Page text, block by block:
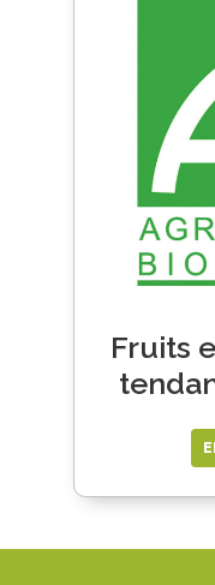
Fruits